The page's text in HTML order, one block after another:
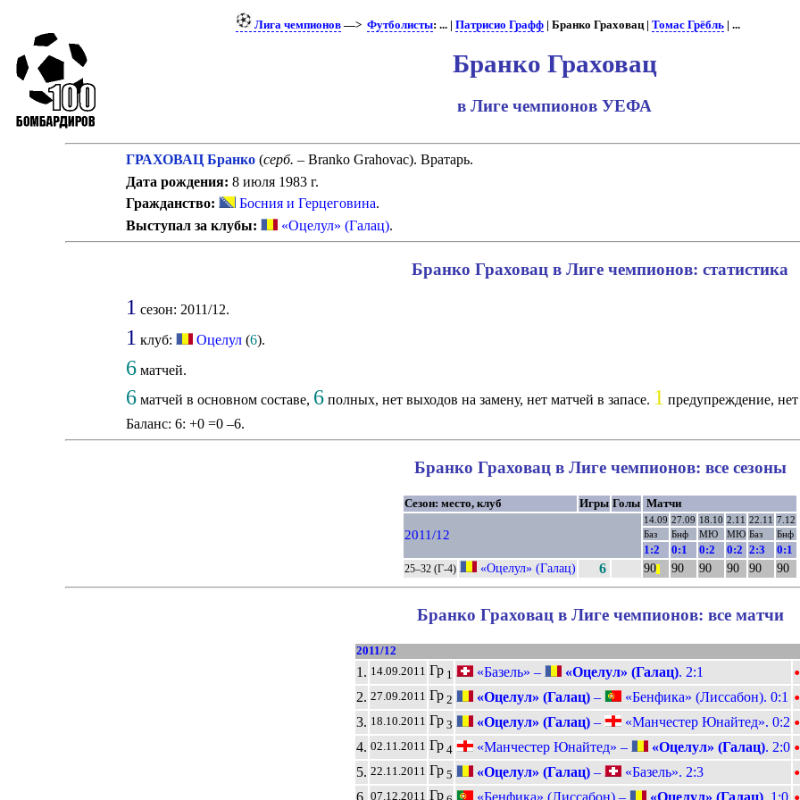
Лига чемпионов —>Футболисты: ... |Патрисио Графф | Бранко Граховац |Томас Грёбль | ...
Бранко Граховац
в Лиге чемпионов УЕФА
ГРАХОВАЦ Бранко(серб. – Branko Grahovac). Вратарь.
Дата рождения: 8 июля 1983 г.
Гражданство:
Босния и Герцеговина.
Выступал за клубы:
«Оцелул» (Галац).
Бранко Граховац в Лиге чемпионов: статистика
1 сезон: 2011/12.
1 клуб: Оцелул(6).
6матчей.
6матчей в основном составе, 6полных, нет выходов на замену, нет матчей в запасе. 1 предупреждение,
Баланс: 6: +0 =0 –6.
Бранко Граховац в Лиге чемпионов: все сезоны
Сезон: место, клуб Игры Голы Матчи
2011/12
14.09 27.09 18.10 2.11 22.11 7.12
Баз
Бнф МЮ МЮ Баз Бнф
1:2 0:1 0:2 0:2 2:3 0:1
25–32 (Г-4) «Оцелул» (Галац) 6 90 90 90 90 90 90
Бранко Граховац в Лиге чемпионов: все матчи
2011/12
1. 14.09.2011 Гр1 «Базель» – «Оцелул» (Галац). 2:1 •
2. 27.09.2011 Гр2 «Оцелул» (Галац)– «Бенфика» (Лиссабон). 0:1 •
3. 18.10.2011 Гр3 «Оцелул» (Галац)– «Манчестер Юнайтед». 0:2 •
4. 02.11.2011 Гр4 «Манчестер Юнайтед» – «Оцелул» (Галац). 2:0 •
5. 22.11.2011 Гр5 «Оцелул» (Галац)– «Базель». 2:3 •
6. 07.12.2011 Гр «Бенфика» (Лиссабон) – «Оцелул» (Галац). 1:0